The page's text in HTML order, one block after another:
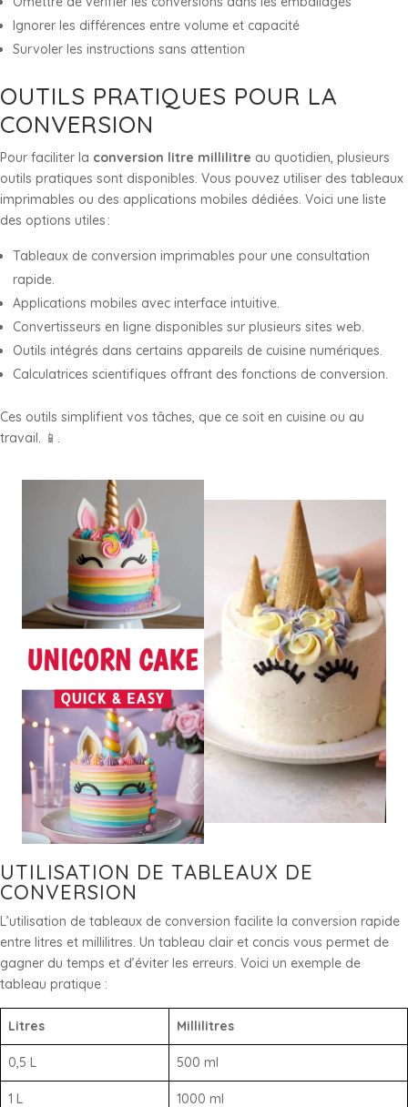
Ignorer les différences entre volume et capacité
Survoler les instructions sans attention
OUTILS PRATIQUES POUR LA
CONVERSION
Pour faciliter la conversion litre millilitre au quotidien, plusieurs
outils pratiques sont disponibles. Vous pouvez utiliser des tableaux
imprimables ou des applications mobiles dédiées. Voici une liste
des options utiles :
Tableaux de conversion imprimables pour une consultation
rapide.
Applications mobiles avec interface intuitive.
Convertisseurs en ligne disponibles sur plusieurs sites web.
Outils intégrés dans certains appareils de cuisine numériques.
Calculatrices scientifiques offrant des fonctions de conversion.
Ces outils simplifient vos tâches, que ce soit en cuisine ou au
travail. 📱.
UTILISATION DE TABLEAUX DE
CONVERSION
L’utilisation de tableaux de conversion facilite la conversion rapide
entre litres et millilitres. Un tableau clair et concis vous permet de
gagner du temps et d’éviter les erreurs. Voici un exemple de
tableau pratique :
Litres Millilitres
0,5 L 500 ml
1 L 1000 ml